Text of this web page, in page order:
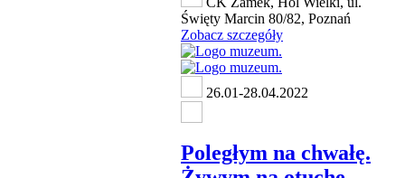
Święty Marcin 80/82, Poznań
Zobacz szczegóły
26.01-28.04.2022
Poległym na chwałę.